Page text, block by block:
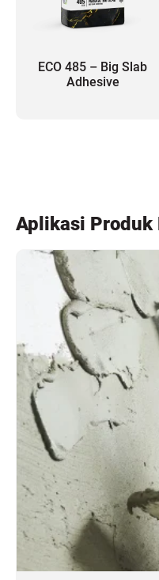
ECO 485 – Big Slab
Adhesive
Aplikasi Produk